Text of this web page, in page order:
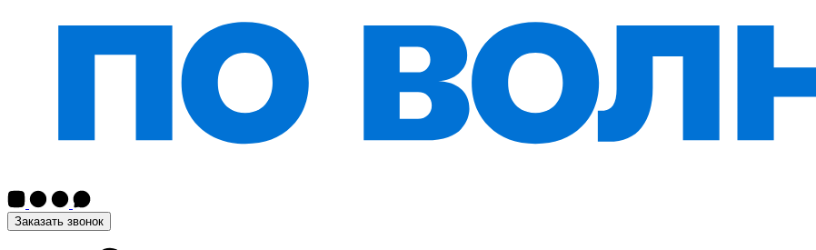
Заказать звонок